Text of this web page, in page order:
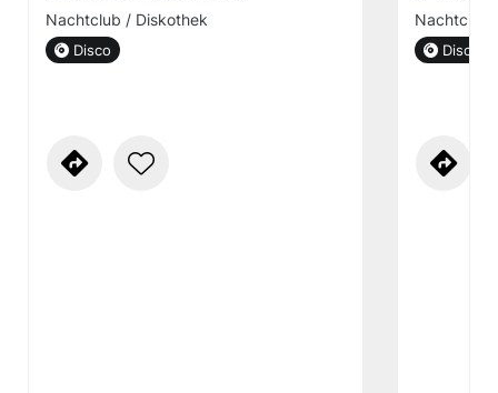
Nachtclub / Diskothek
Disco
Nachtclub
Disco